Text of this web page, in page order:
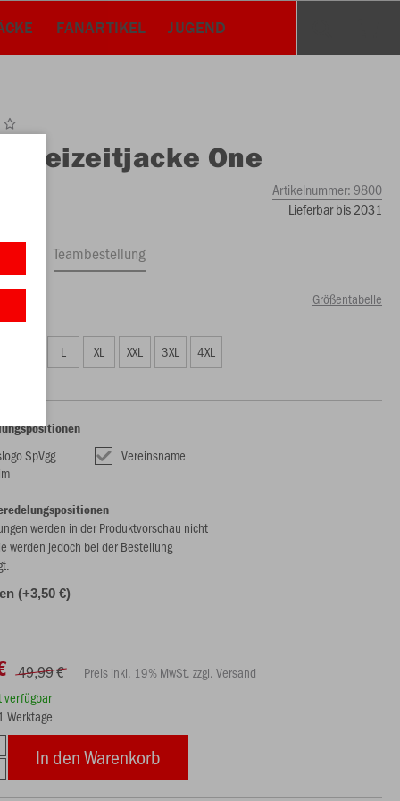
FANARTIKEL JUGEND
Freizeitjacke One
Artikelnummer:9800
Lieferbar bis 2031
Teambestellung
Größentabelle
€)
L XL XXL 3XL 4XL
SpVgg
Vereinsname
werden in der Produktvorschau nicht
werden jedoch bei der Bestellung
(+3,50 €)
49,99 €
Preis inkl. 19% MwSt. zzgl. Versand
verfügbar
Werktage
In den Warenkorb